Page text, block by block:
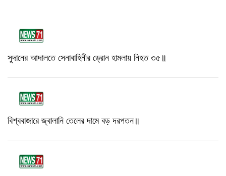
সুদানের আদালতে সেনাবাহিনীর ড্রোন হামলায় নিহত ৩৫॥
বিশ্ববাজারে জ্বালানি তেলের দামে বড় দরপতন॥